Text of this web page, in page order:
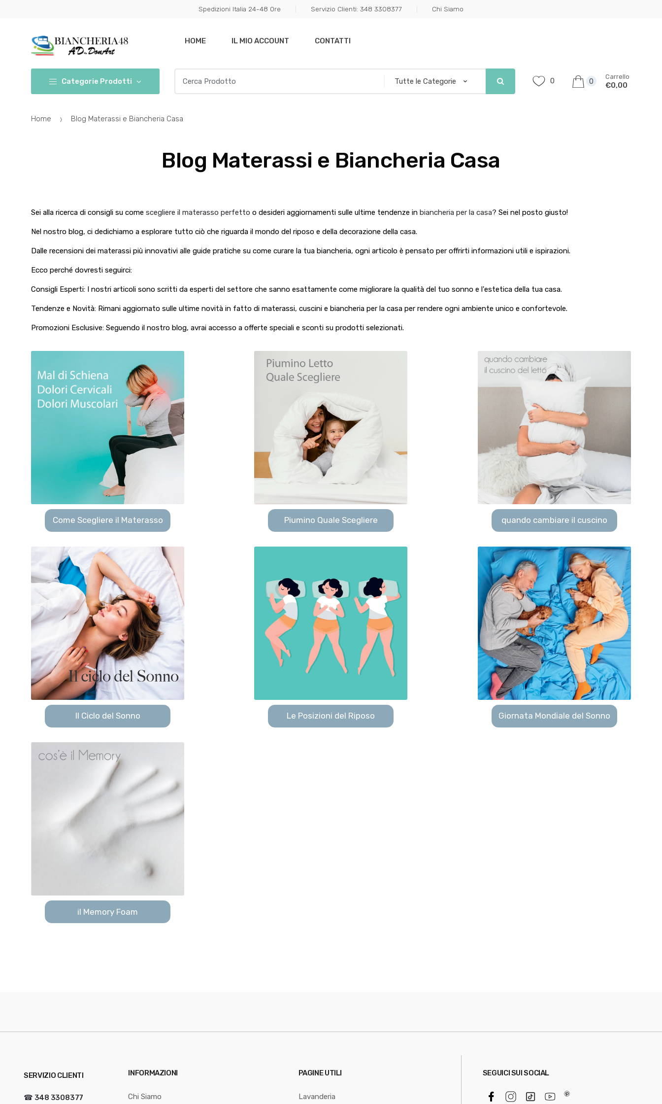
Spedizioni Italia 24-48 Ore Servizio Clienti: 348 3308377 Chi Siamo
HOME IL MIO ACCOUNT CONTATTI
Categorie Prodotti 0 0
Carrello
€0,00
Home Blog Materassi e Biancheria Casa
Blog Materassi e Biancheria Casa
Sei alla ricerca di consigli su come scegliere il materasso perfetto o desideri aggiornamenti sulle ultime tendenze in biancheria per la casa? Sei nel posto giusto!
Nel nostro blog, ci dedichiamo a esplorare tutto ciò che riguarda il mondo del riposo e della decorazione della casa.
Dalle recensioni dei materassi più innovativi alle guide pratiche su come curare la tua biancheria, ogni articolo è pensato per offrirti informazioni utili e ispirazioni.
Ecco perché dovresti seguirci:
Consigli Esperti: I nostri articoli sono scritti da esperti del settore che sanno esattamente come migliorare la qualità del tuo sonno e l'estetica della tua casa.
Tendenze e Novità: Rimani aggiornato sulle ultime novità in fatto di materassi, cuscini e biancheria per la casa per rendere ogni ambiente unico e confortevole.
Promozioni Esclusive: Seguendo il nostro blog, avrai accesso a offerte speciali e sconti su prodotti selezionati.
Come Scegliere il Materasso Piumino Quale Scegliere quando cambiare il cuscino
Il Ciclo del Sonno Le Posizioni del Riposo Giornata Mondiale del Sonno
il Memory Foam
SERVIZIO CLIENTI
☎ 348 3308377
INFORMAZIONI
Chi Siamo
PAGINE UTILI
Lavanderia
SEGUICI SUI SOCIAL